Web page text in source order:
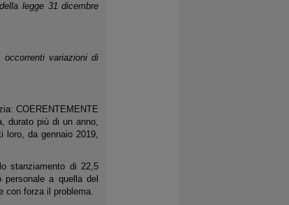
legge 31 dicembre
variazioni di
COERENTEMENTE
durato più di un anno,
loro, da gennaio 2019,
stanziamento di 22,5
personale a quella del
con forza il problema.